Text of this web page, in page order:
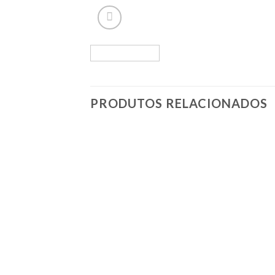
PRODUTOS RELACIONADOS